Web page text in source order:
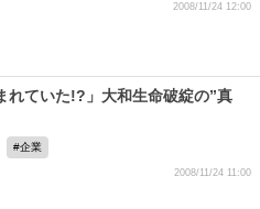
2008/11/24 12:00
れていた!?」大和生命破綻の”真
企業
2008/11/24 11:00